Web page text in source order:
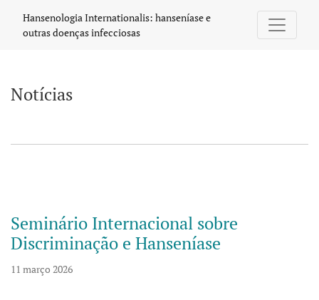
Notícias
Hansenologia Internationalis: hanseníase e
outras doenças infecciosas
Notícias
Seminário Internacional sobre
Discriminação e Hanseníase
11 março 2026